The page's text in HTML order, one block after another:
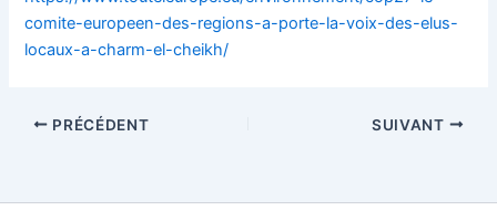
comite-europeen-des-regions-a-porte-la-voix-des-elus-
locaux-a-charm-el-cheikh/
PRÉCÉDENT SUIVANT